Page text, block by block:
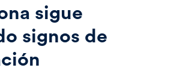
sigue
signos de